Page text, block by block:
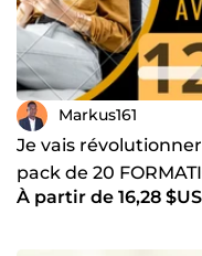
Markus161
Je vais
pack de 20
À partir de 16,28 $US